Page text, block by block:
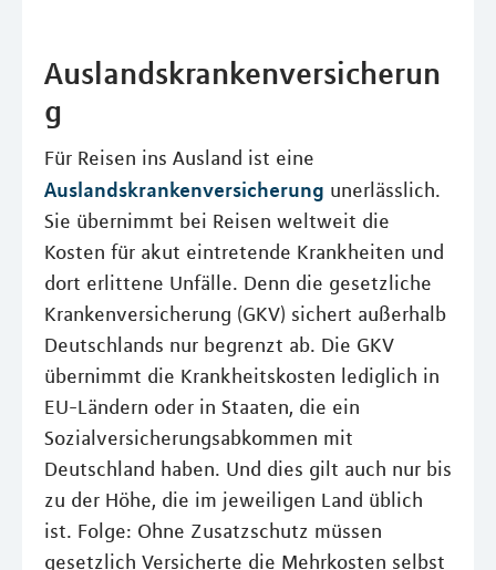
Auslandskrankenversicherun
g
Für Reisen ins Ausland ist eine
Auslandskrankenversicherung unerlässlich.
Sie übernimmt bei Reisen weltweit die
Kosten für akut eintretende Krankheiten und
dort erlittene Unfälle. Denn die gesetzliche
Krankenversicherung (GKV) sichert außerhalb
Deutschlands nur begrenzt ab. Die GKV
übernimmt die Krankheitskosten lediglich in
EU-Ländern oder in Staaten, die ein
Sozialversicherungsabkommen mit
Deutschland haben. Und dies gilt auch nur bis
zu der Höhe, die im jeweiligen Land üblich
ist. Folge: Ohne Zusatzschutz müssen
gesetzlich Versicherte die Mehrkosten selbst